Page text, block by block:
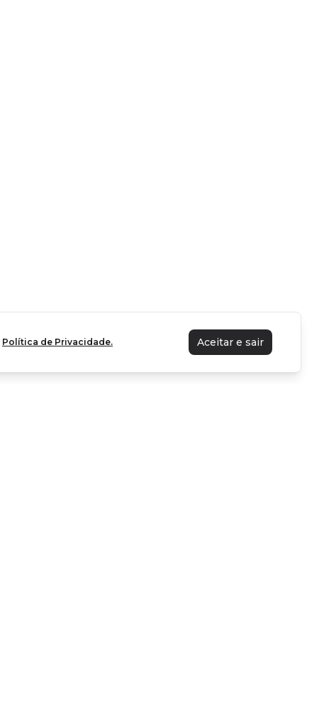
Política de Privacidade. Aceitar e sair